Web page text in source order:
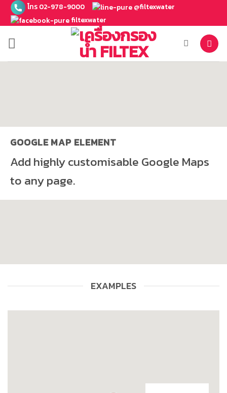
ข้าม
เนื้อหา
โทร 02-978-9000
@filtexwater
filtexwater
GOOGLE MAP ELEMENT
Add highly customisable Google Maps
to any page.
EXAMPLES